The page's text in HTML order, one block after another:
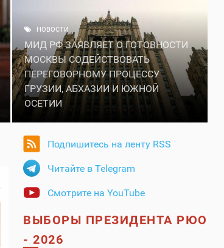
НОВОСТИ
МИД РФ ЗАЯВЛЯЕТ О ГОТОВНОСТИ
МОСКВЫ СОДЕЙСТВОВАТЬ
ПЕРЕГОВОРНОМУ ПРОЦЕССУ
ГРУЗИИ, АБХАЗИИ И ЮЖНОЙ
ОСЕТИИ
Подпишитесь на ленту RSS
Читайте в Telegram
Смотрите на YouTube
ВЫБОРЫ ПРЕЗИДЕНТА РЮО
- 2026